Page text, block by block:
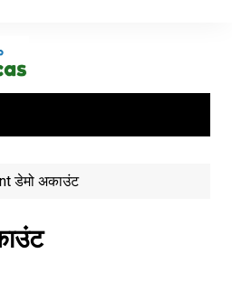
डेमो अकाउंट